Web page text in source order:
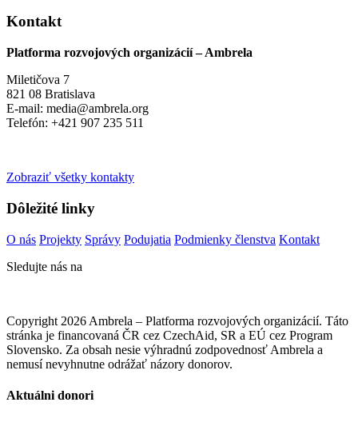
Kontakt
Platforma rozvojových organizácií – Ambrela
Miletičova 7
821 08 Bratislava
E-mail: media@ambrela.org
Telefón: +421 907 235 511
Zobraziť všetky kontakty
Dôležité linky
O nás Projekty Správy Podujatia Podmienky členstva Kontakt
Sledujte nás na
Copyright 2026 Ambrela – Platforma rozvojových organizácií. Táto
stránka je financovaná ČR cez CzechAid, SR a EÚ cez Program
Slovensko. Za obsah nesie výhradnú zodpovednosť Ambrela a
nemusí nevyhnutne odrážať názory donorov.
Aktuálni donori